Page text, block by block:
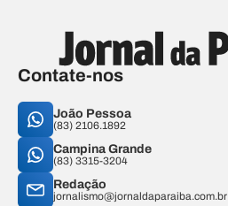
Contate-nos
João Pessoa
(83) 2106.1892
Campina Grande
(83) 3315-3204
Redação
jornalismo@jornaldaparaiba.com.br